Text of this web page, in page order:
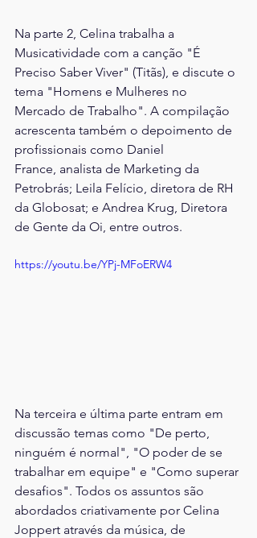
Na parte 2, Celina trabalha a
Musicatividade com a canção "É
Preciso Saber Viver" (Titãs), e discute o
tema "Homens e Mulheres no
Mercado de Trabalho". A compilação
acrescenta também o depoimento de
profissionais como Daniel
France, analista de Marketing da
Petrobrás; Leila Felício, diretora de RH
da Globosat; e Andrea Krug, Diretora
de Gente da Oi, entre outros.
https://youtu.be/YPj-MFoERW4
Na terceira e última parte entram em
discussão temas como "De perto,
ninguém é normal", "O poder de se
trabalhar em equipe" e "Como superar
desafios". Todos os assuntos são
abordados criativamente por Celina
Joppert através da música, de